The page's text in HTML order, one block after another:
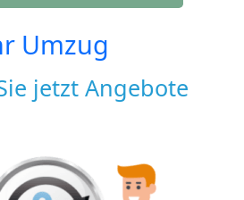
Umzug
jetzt Angebote